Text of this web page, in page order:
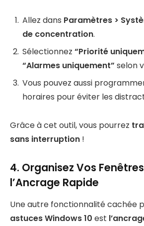
Allez dans Paramètres >
de concentration.
Sélectionnez “Priorité
“Alarmes uniquement” selon
Vous pouvez aussi
horaires pour éviter les
Grâce à cet outil, vous pourrez
sans interruption !
4. Organisez Vos
l’Ancrage Rapide
Une autre fonctionnalité cachée
astuces Windows 10 est